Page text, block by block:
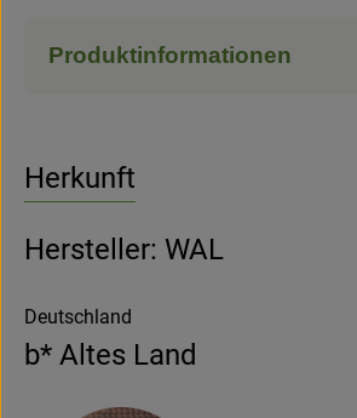
Produktinformationen
Herkunft
Hersteller: WAL
Deutschland
b* Altes Land